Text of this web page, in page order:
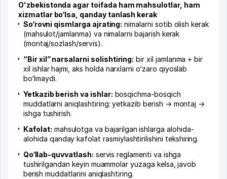
Oʻzbekistonda agar toifada ham mahsulotlar, ham
xizmatlar bo‘lsa, qanday tanlash kerak
So‘rovni qismlarga ajrating: nimalarni sotib olish kerak
(mahsulot/jamlanma) va nimalarni bajarish kerak
(montaj/sozlash/servis).
“Bir xil” narsalarni solishtiring: bir xil jamlanma + bir
xil ishlar hajmi, aks holda narxlarni o‘zaro qiyoslab
bo‘lmaydi.
Yetkazib berish va ishlar: bosqichma-bosqich
muddatlarni aniqlashtiring: yetkazib berish → montaj →
ishga tushirish.
Kafolat: mahsulotga va bajarilgan ishlarga alohida-
alohida qanday kafolat rasmiylashtirilishini tekshiring.
Qo‘llab-quvvatlash: servis reglamenti va ishga
tushirilgandan keyin muammolar yuzaga kelsa, javob
berish muddatlarini aniqlashtiring.